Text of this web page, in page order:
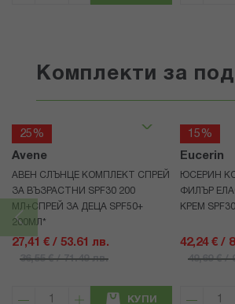
Комплекти за
25%
Avene
АВЕН СЛЪНЦЕ КОМПЛЕКТ СПРЕЙ
ЗА ВЪЗРАСТНИ SPF30 200
МЛ+СПРЕЙ ЗА ДЕЦА SPF50+
200МЛ*
27,41 € / 53.61 лв.
36,55 € / 71.49 лв.
КУПИ
15%
Eucerin
ЮСЕРИН
ФИЛЪР
КРЕМ
42,24 € /
49,69 € /